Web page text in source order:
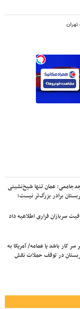
عمان تنها شیخ‌نشینی
برادر بزرگ‌تر نیست؛
سربازان فراری اطلاعیه داد
کار باشد یا عمامه/ آمریکا به
در توقف حملات نقش